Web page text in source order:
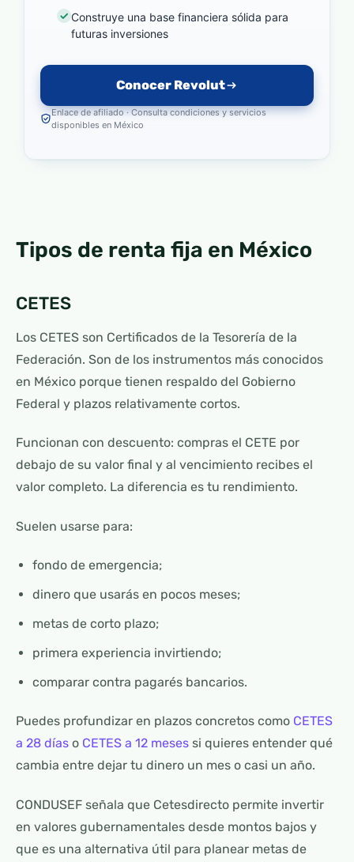
Construye una base financiera sólida para
futuras inversiones
Conocer Revolut
Enlace de afiliado · Consulta condiciones y servicios
disponibles en México
Tipos de renta fija en México
CETES
Los CETES son Certificados de la Tesorería de la
Federación. Son de los instrumentos más conocidos
en México porque tienen respaldo del Gobierno
Federal y plazos relativamente cortos.
Funcionan con descuento: compras el CETE por
debajo de su valor final y al vencimiento recibes el
valor completo. La diferencia es tu rendimiento.
Suelen usarse para:
fondo de emergencia;
dinero que usarás en pocos meses;
metas de corto plazo;
primera experiencia invirtiendo;
comparar contra pagarés bancarios.
Puedes profundizar en plazos concretos como CETES
a 28 días o CETES a 12 meses si quieres entender qué
cambia entre dejar tu dinero un mes o casi un año.
CONDUSEF señala que Cetesdirecto permite invertir
en valores gubernamentales desde montos bajos y
que es una alternativa útil para planear metas de